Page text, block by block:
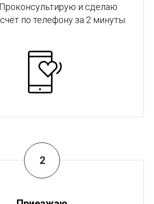
и сделаю
по телефону за 2 минуты.